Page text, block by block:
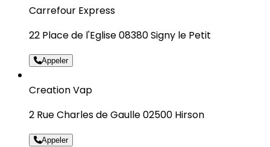
Carrefour Express
22 Place de l'Eglise 08380 Signy le Petit
Appeler
Creation Vap
2 Rue Charles de Gaulle 02500 Hirson
Appeler